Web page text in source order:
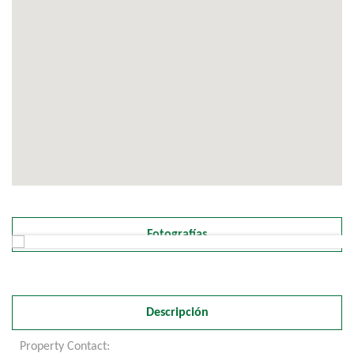
Fotografías
Descripción
Property Contact: